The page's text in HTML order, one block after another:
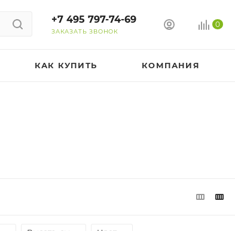
+7 495 797-74-69
ЗАКАЗАТЬ ЗВОНОК
0
КАК КУПИТЬ КОМПАНИЯ